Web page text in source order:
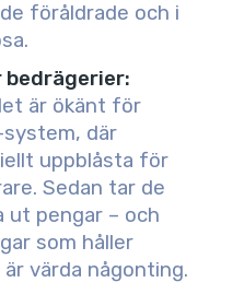
föråldrade och i
:
är ökänt för
där
uppblåsta för
Sedan tar de
ut pengar – och
som håller
värda någonting.